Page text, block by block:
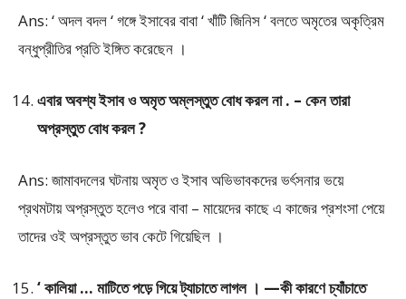
Ans: ‘ অদল বদল ‘ গঙ্গে ইসাবের বাবা ‘ খাঁটি জিনিস ‘ বলতে অমৃতের অকৃত্রিম
বন্ধুপ্রীতির প্রতি ইঙ্গিত করেছেন ।
এবার অবশ্য ইসাব ও অমৃত অম্লস্তুত বোধ করল না . – কেন তারা
অপ্রস্তুত বোধ করল ?
Ans: জামাবদলের ঘটনায় অমৃত ও ইসাব অভিভাবকদের ভর্ৎসনার ভয়ে
প্রথমটায় অপ্রস্তুত হলেও পরে বাবা – মায়েদের কাছে এ কাজের প্রশংসা পেয়ে
তাদের ওই অপ্রস্তুত ভাব কেটে গিয়েছিল ।
‘ কালিয়া … মাটিতে পড়ে গিয়ে ট্যাচাতে লাগল । —কী কারণে চ্যাঁচাতে